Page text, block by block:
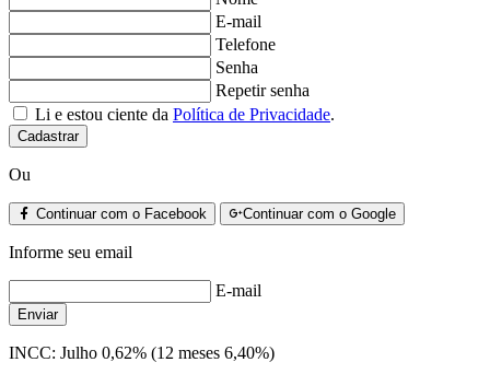
E-mail
Telefone
Senha
Repetir senha
Li e estou ciente da Política de Privacidade.
Cadastrar
Ou
Continuar com o Facebook Continuar com o Google
Informe seu email
E-mail
Enviar
INCC: Julho 0,62% (12 meses 6,40%)